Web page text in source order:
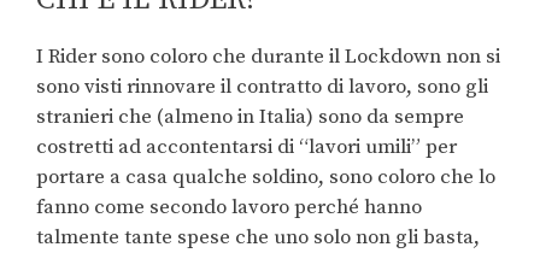
I Rider sono coloro che durante il Lockdown non si
sono visti rinnovare il contratto di lavoro, sono gli
stranieri che (almeno in Italia) sono da sempre
costretti ad accontentarsi di “lavori umili” per
portare a casa qualche soldino, sono coloro che lo
fanno come secondo lavoro perché hanno
talmente tante spese che uno solo non gli basta,